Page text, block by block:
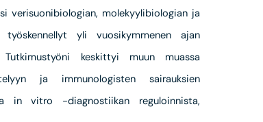
verisuonibiologian, molekyylibiologian ja
yli vuosikymmenen ajan
Tutkimustyöni keskittyi muun muassa
ja immunologisten sairauksien
in vitro -diagnostiikan reguloinnista,